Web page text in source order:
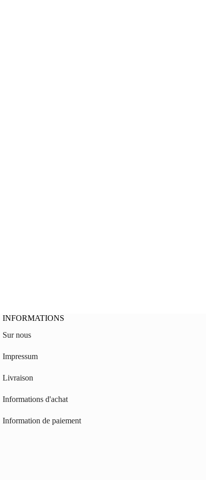
INFORMATIONS
Sur nous
Impressum
Livraison
Informations d'achat
Information de paiement